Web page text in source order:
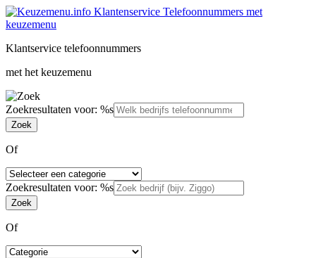
Klantservice telefoonnummers
met het keuzemenu
Zoekresultaten voor: %s
Of
Zoekresultaten voor: %s
Of